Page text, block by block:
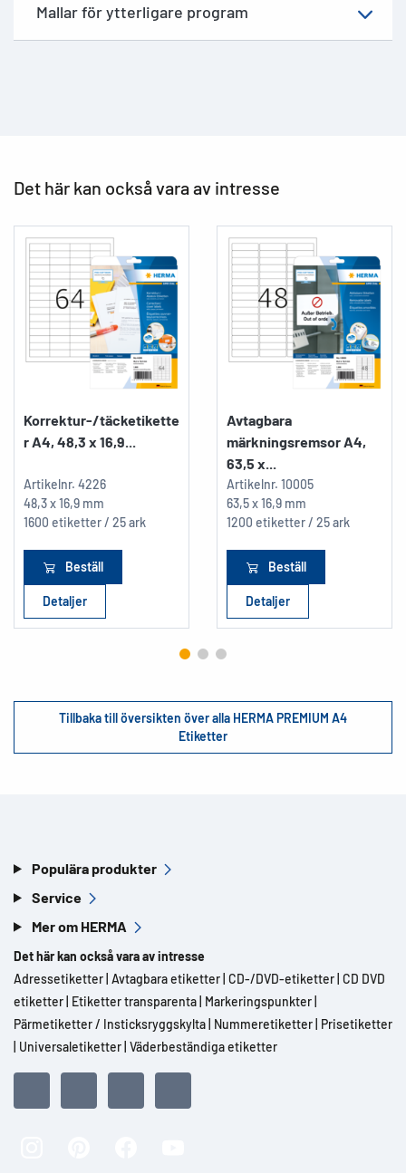
Mallar för ytterligare program
Det här kan också vara av intresse
Korrektur-/täcketikette
r A4, 48,3 x 16,9...
Artikelnr. 4226
48,3 x 16,9 mm
1600 etiketter / 25 ark
Beställ
Detaljer
Avtagbara
märkningsremsor A4,
63,5 x...
Artikelnr. 10005
63,5 x 16,9 mm
1200 etiketter / 25 ark
Beställ
Detaljer
Tillbaka till översikten över alla HERMA PREMIUM A4
Etiketter
Populära produkter
Service
Mer om HERMA
Det här kan också vara av intresse
Adressetiketter Avtagbara etiketter CD-/DVD-etiketter CD DVD
etiketter Etiketter transparenta Markeringspunkter
Pärmetiketter / Insticksryggskylta Nummeretiketter Prisetiketter
Universaletiketter Väderbeständiga etiketter